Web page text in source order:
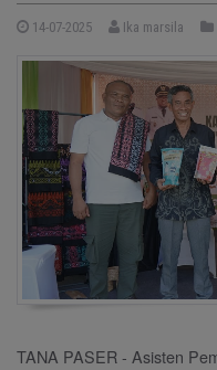
14-07-2025 Ika marsila
TANA PASER - Asisten